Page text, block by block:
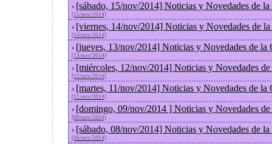
› [sábado, 15/nov/2014] Noticias y Novedades de
[15/nov/2014]
› [viernes, 14/nov/2014] Noticias y Novedades de
[14/nov/2014]
› [jueves, 13/nov/2014] Noticias y Novedades de la
[13/nov/2014]
› [miércoles, 12/nov/2014] Noticias y Novedades
[12/nov/2014]
› [martes, 11/nov/2014] Noticias y Novedades de la
[11/nov/2014]
› [domingo, 09/nov/2014 ] Noticias y Novedades
[09/nov/2014]
› [sábado, 08/nov/2014] Noticias y Novedades de
[08/nov/2014]